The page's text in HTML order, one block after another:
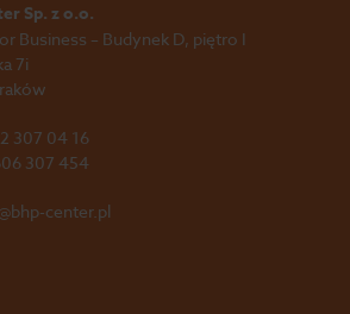
Sp. z o.o.
Business – Budynek D, piętro I
7i
307 04 16
307 454
center.pl